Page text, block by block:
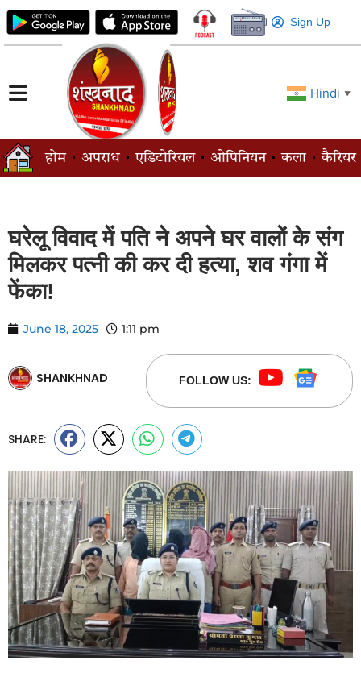
Sign Up
Hindi ▼
होम अपराध एडिटोरियल ओपिनियन कला कैरियर
घरेलू विवाद में पति ने अपने घर वालों के संग
मिलकर पत्नी की कर दी हत्या, शव गंगा में
फेंका!
June 18, 2025 1:11 pm
SHANKHNAD FOLLOW US:
SHARE: